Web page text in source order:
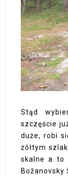
Stąd
szczęście
duże, robi
żółtym
skalne a to
Božanovsky